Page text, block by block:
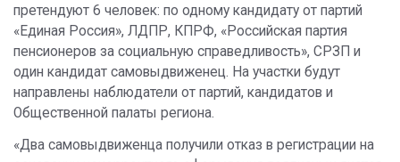
претендуют 6 человек: по одному кандидату от партий
«Единая Россия», ЛДПР, КПРФ, «Российская партия
пенсионеров за социальную справедливость», СРЗП и
один кандидат самовыдвиженец. На участки будут
направлены наблюдатели от партий, кандидатов и
Общественной палаты региона.
«Два самовыдвиженца получили отказ в регистрации на